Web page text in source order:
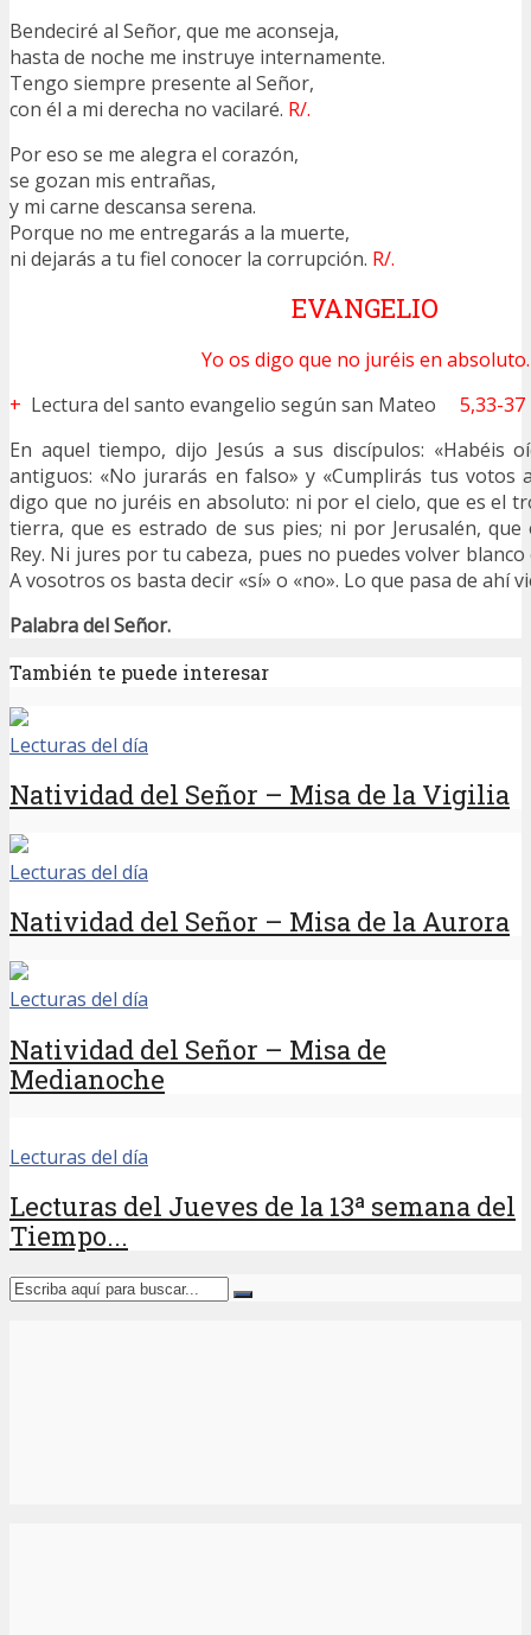
Bendeciré al Señor, que me aconseja,
hasta de noche me instruye internamente.
Tengo siempre presente al Señor,
con él a mi derecha no vacilaré. R/.
Por eso se me alegra el corazón,
se gozan mis entrañas,
y mi carne descansa serena.
Porque no me entregarás a la muerte,
ni dejarás a tu fiel conocer la corrupción. R/.
EVANGELIO
Yo os digo que no juréis en absoluto.
+ Lectura del santo evangelio según san Mateo 5,33-37
En aquel tiempo, dijo Jesús a sus discípulos: «Habéis
antiguos: «No jurarás en falso» y «Cumplirás tus votos
digo que no juréis en absoluto: ni por el cielo, que es el
tierra, que es estrado de sus pies; ni por Jerusalén, que
Rey. Ni jures por tu cabeza, pues no puedes volver
A vosotros os basta decir «sí» o «no». Lo que pasa de ahí
Palabra del Señor.
También te puede interesar
Lecturas del día
Natividad del Señor – Misa de la Vigilia
Lecturas del día
Natividad del Señor – Misa de la Aurora
Lecturas del día
Natividad del Señor – Misa de
Medianoche
Lecturas del día
Lecturas del Jueves de la 13ª semana del
Tiempo...